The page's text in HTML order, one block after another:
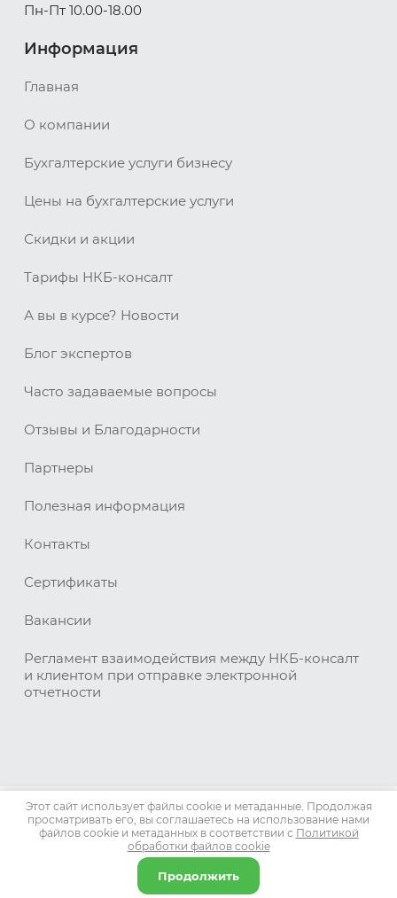
Пн-Пт 10.00-18.00
Информация
Главная
О компании
Бухгалтерские услуги бизнесу
Цены на бухгалтерские услуги
Скидки и акции
Тарифы НКБ-консалт
А вы в курсе? Новости
Блог экспертов
Часто задаваемые вопросы
Отзывы и Благодарности
Партнеры
Полезная информация
Контакты
Сертификаты
Вакансии
Регламент взаимодействия между НКБ-консалт
и клиентом при отправке электронной
отчетности
Copyright © 2022 - 2023
ИНН: 7841443518
ОГРН: 1117847149078
Политика конфиденциальности
Этот сайт использует файлы cookie и метаданные. Продолжая
просматривать его, вы соглашаетесь на использование нами
файлов cookie и метаданных в соответствии с Политикой
обработки файлов cookie
Продолжить
в megagroup.ru